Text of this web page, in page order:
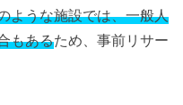
ような施設では、一般人
もあるため、事前リサー